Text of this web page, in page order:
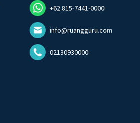
+62 815-7441-0000
info@ruangguru.com
02130930000